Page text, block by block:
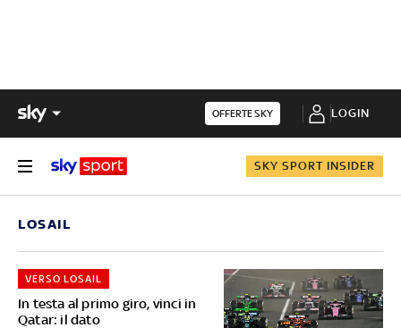
OFFERTE SKY LOGIN
SKY SPORT INSIDER
LOSAIL
In testa al primo giro, vinci in
Qatar: il dato
VERSO LOSAIL